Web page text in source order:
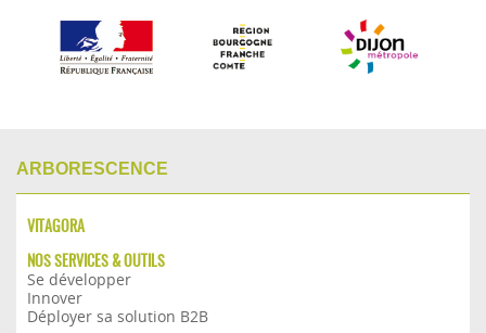
ARBORESCENCE
VITAGORA
NOS SERVICES & OUTILS
Se développer
Innover
Déployer sa solution B2B